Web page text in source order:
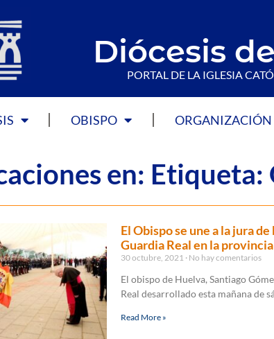
Diócesis
PORTAL DE LA IGLESIA
OBISPO ORGANIZACIÓN
en: Etiqueta:
El Obispo se une a la jura
Guardia Real en la provincia
30 octubre, 2021 No hay comentarios
El obispo de Huelva, Santiago
Real desarrollado esta mañana de
Read More »